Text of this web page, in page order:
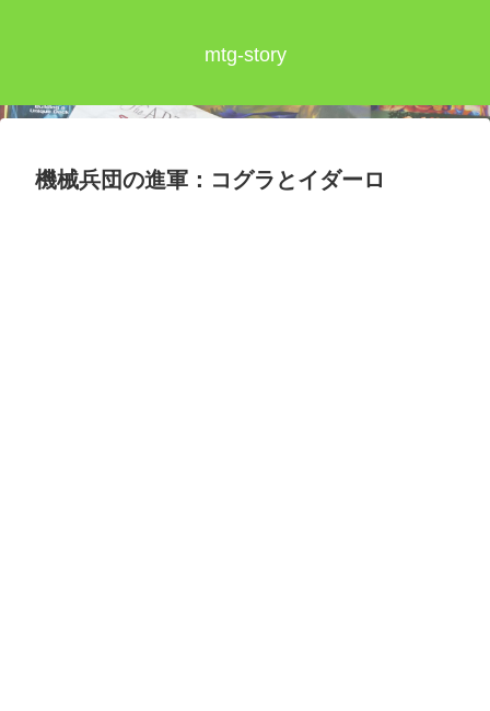
mtg-story
機械兵団の進軍：コグラとイダーロ